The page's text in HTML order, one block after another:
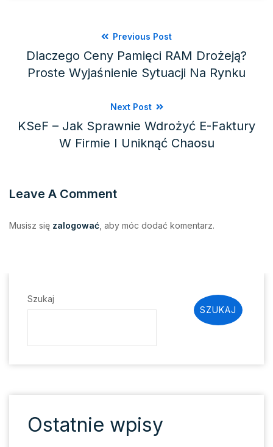
Previous Post
Dlaczego Ceny Pamięci RAM Drożeją?
Proste Wyjaśnienie Sytuacji Na Rynku
Next Post
KSeF – Jak Sprawnie Wdrożyć E-Faktury
W Firmie I Uniknąć Chaosu
Leave A Comment
Musisz się zalogować , aby móc dodać komentarz.
Szukaj
SZUKAJ
Ostatnie wpisy